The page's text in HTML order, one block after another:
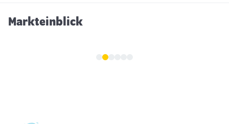
Markteinblick